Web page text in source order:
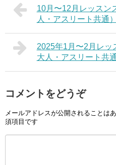
10月〜12月レッスン
人・アスリート共通）
2025年1月〜2月レッ
大人・アスリート共通
コメントをどうぞ
メールアドレスが公開されることはあ
須項目です